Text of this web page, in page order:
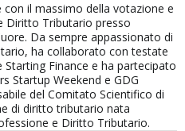
il massimo della votazione e
Diritto Tributario presso
Da sempre appassionato di
ha collaborato con testate
Finance e ha partecipato
Startup Weekend e GDG
del Comitato Scientifico di
di diritto tributario nata
e Diritto Tributario.